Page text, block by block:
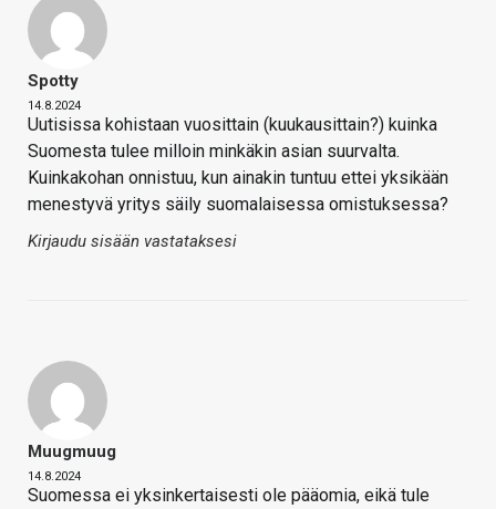
Spotty
14.8.2024
Uutisissa kohistaan vuosittain (kuukausittain?) kuinka
Suomesta tulee milloin minkäkin asian suurvalta.
Kuinkakohan onnistuu, kun ainakin tuntuu ettei yksikään
menestyvä yritys säily suomalaisessa omistuksessa?
Kirjaudu sisään vastataksesi
Muugmuug
14.8.2024
Suomessa ei yksinkertaisesti ole pääomia, eikä tule